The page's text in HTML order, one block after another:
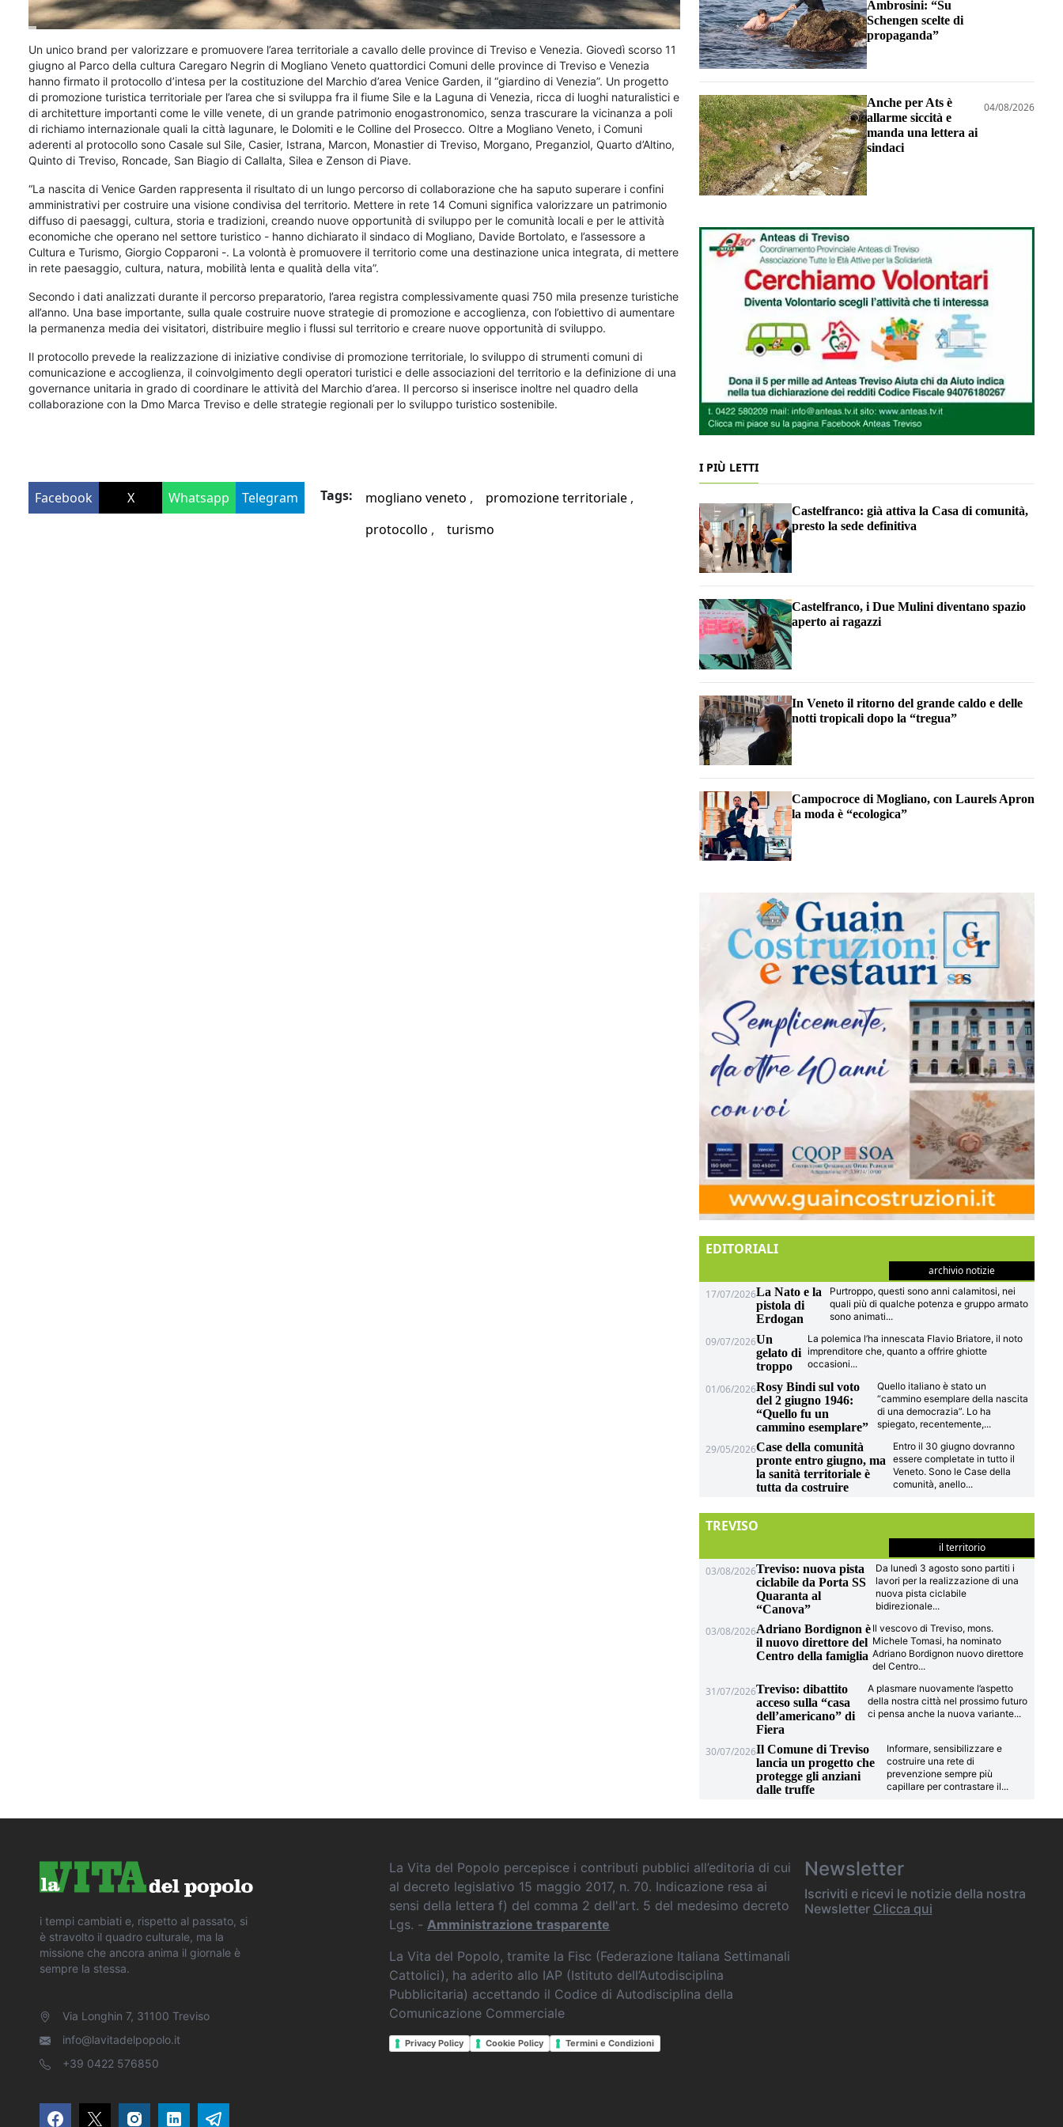
Un unico brand per valorizzare e promuovere l’area territoriale a cavallo delle province di Treviso e Venezia. Giovedì scorso 11
giugno al Parco della cultura Caregaro Negrin di Mogliano Veneto quattordici Comuni delle province di Treviso e Venezia
hanno firmato il protocollo d’intesa per la costituzione del Marchio d’area Venice Garden, il “giardino di Venezia”. Un progetto
di promozione turistica territoriale per l’area che si sviluppa fra il fiume Sile e la Laguna di Venezia, ricca di luoghi naturalistici e
di architetture importanti come le ville venete, di un grande patrimonio enogastronomico, senza trascurare la vicinanza a poli
di richiamo internazionale quali la città lagunare, le Dolomiti e le Colline del Prosecco. Oltre a Mogliano Veneto, i Comuni
aderenti al protocollo sono Casale sul Sile, Casier, Istrana, Marcon, Monastier di Treviso, Morgano, Preganziol, Quarto d’Altino,
Quinto di Treviso, Roncade, San Biagio di Callalta, Silea e Zenson di Piave.
“La nascita di Venice Garden rappresenta il risultato di un lungo percorso di collaborazione che ha saputo superare i confini
amministrativi per costruire una visione condivisa del territorio. Mettere in rete 14 Comuni significa valorizzare un patrimonio
diffuso di paesaggi, cultura, storia e tradizioni, creando nuove opportunità di sviluppo per le comunità locali e per le attività
economiche che operano nel settore turistico - hanno dichiarato il sindaco di Mogliano, Davide Bortolato, e l’assessore a
Cultura e Turismo, Giorgio Copparoni -. La volontà è promuovere il territorio come una destinazione unica integrata, di mettere
in rete paesaggio, cultura, natura, mobilità lenta e qualità della vita”.
Secondo i dati analizzati durante il percorso preparatorio, l’area registra complessivamente quasi 750 mila presenze turistiche
all’anno. Una base importante, sulla quale costruire nuove strategie di promozione e accoglienza, con l’obiettivo di aumentare
la permanenza media dei visitatori, distribuire meglio i flussi sul territorio e creare nuove opportunità di sviluppo.
Il protocollo prevede la realizzazione di iniziative condivise di promozione territoriale, lo sviluppo di strumenti comuni di
comunicazione e accoglienza, il coinvolgimento degli operatori turistici e delle associazioni del territorio e la definizione di una
governance unitaria in grado di coordinare le attività del Marchio d’area. Il percorso si inserisce inoltre nel quadro della
collaborazione con la Dmo Marca Treviso e delle strategie regionali per lo sviluppo turistico sostenibile.
Facebook X Whatsapp Telegram Tags: mogliano veneto
promozione territoriale
protocollo
turismo
Ambrosini: “Su
Schengen scelte di
propaganda”
Anche per Ats è
allarme siccità e
manda una lettera ai
sindaci
04/08/2026
I PIÙ LETTI
Castelfranco: già attiva la Casa di comunità,
presto la sede definitiva
Castelfranco, i Due Mulini diventano spazio
aperto ai ragazzi
In Veneto il ritorno del grande caldo e delle
notti tropicali dopo la “tregua”
Campocroce di Mogliano, con Laurels Apron
la moda è “ecologica”
EDITORIALI
archivio notizie
17/07/2026La Nato e la
pistola di
Erdogan
Purtroppo, questi sono anni calamitosi, nei
quali più di qualche potenza e gruppo armato
sono animati...
09/07/2026Un
gelato di
troppo
La polemica l’ha innescata Flavio Briatore, il noto
imprenditore che, quanto a offrire ghiotte
occasioni...
01/06/2026Rosy Bindi sul voto
del 2 giugno 1946:
“Quello fu un
cammino esemplare”
Quello italiano è stato un
“cammino esemplare della nascita
di una democrazia”. Lo ha
spiegato, recentemente,...
29/05/2026Case della comunità
pronte entro giugno, ma
la sanità territoriale è
tutta da costruire
Entro il 30 giugno dovranno
essere completate in tutto il
Veneto. Sono le Case della
comunità, anello...
TREVISO
il territorio
03/08/2026Treviso: nuova pista
ciclabile da Porta SS
Quaranta al
“Canova”
Da lunedì 3 agosto sono partiti i
lavori per la realizzazione di una
nuova pista ciclabile
bidirezionale...
03/08/2026Adriano Bordignon è
il nuovo direttore del
Centro della famiglia
Il vescovo di Treviso, mons.
Michele Tomasi, ha nominato
Adriano Bordignon nuovo direttore
del Centro...
31/07/2026Treviso: dibattito
acceso sulla “casa
dell’americano” di
Fiera
A plasmare nuovamente l’aspetto
della nostra città nel prossimo futuro
ci pensa anche la nuova variante...
30/07/2026Il Comune di Treviso
lancia un progetto che
protegge gli anziani
dalle truffe
Informare, sensibilizzare e
costruire una rete di
prevenzione sempre più
capillare per contrastare il...
i tempi cambiati e, rispetto al passato, si
è stravolto il quadro culturale, ma la
missione che ancora anima il giornale è
sempre la stessa.
Via Longhin 7, 31100 Treviso
info@lavitadelpopolo.it
+39 0422 576850
La Vita del Popolo percepisce i contributi pubblici all’editoria di cui
al decreto legislativo 15 maggio 2017, n. 70. Indicazione resa ai
sensi della lettera f) del comma 2 dell'art. 5 del medesimo decreto
Lgs. -Amministrazione trasparente
La Vita del Popolo, tramite la Fisc (Federazione Italiana Settimanali
Cattolici), ha aderito allo IAP (Istituto dell’Autodisciplina
Pubblicitaria) accettando il Codice di Autodisciplina della
Comunicazione Commerciale
Privacy Policy Cookie Policy Termini e Condizioni
Newsletter
Iscriviti e ricevi le notizie della nostra
Newsletter Clicca qui